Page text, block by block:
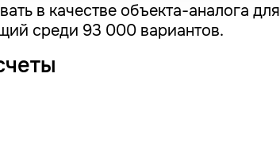
в качестве объекта-аналога для
среди 93 000 вариантов.